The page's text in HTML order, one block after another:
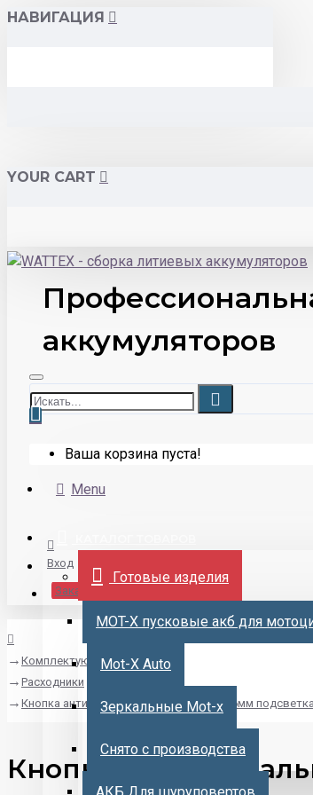
НАВИГАЦИЯ
YOUR CART
аккумуляторов
Ваша корзина пуста!
Menu
Готовые изделия
MOT-X пусковые акб для
Mot-X Auto
Зеркальные Mot-x
Снято с производства
Вход
Заказать аккумулятор
Комплектующие для сборки
Расходники
Кнопка антивандальная с фиксацией 16мм
Кнопка